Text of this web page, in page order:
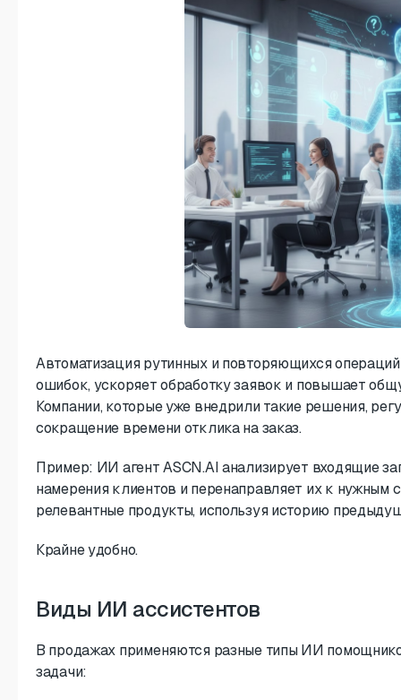
Автоматизация рутинных и повторяющихся
ошибок, ускоряет обработку заявок и повышает
Компании, которые уже внедрили такие решения,
сокращение времени отклика на заказ.
Пример: ИИ агент ASCN.AI анализирует входящие
намерения клиентов и перенаправляет их к нужным
релевантные продукты, используя историю
Крайне удобно.
Виды ИИ ассистентов
В продажах применяются разные типы ИИ
задачи: